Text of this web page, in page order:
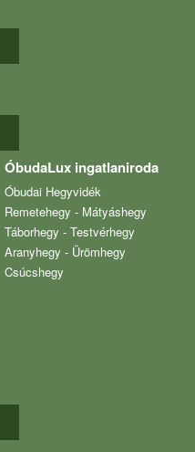
ÓbudaLux ingatlaniroda
Óbudai Hegyvidék
Remetehegy - Mátyáshegy
Táborhegy - Testvérhegy
Aranyhegy - Ürömhegy
Csúcshegy